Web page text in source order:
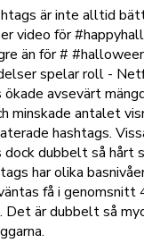
är inte alltid
video för
än för #
spelar roll -
ökade avsevärt
minskade antalet
hashtags.
dock dubbelt så hårt
har olika
få i genomsnitt
Det är dubbelt så